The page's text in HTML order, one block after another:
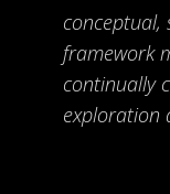
conceptual,
framework
continually
exploration